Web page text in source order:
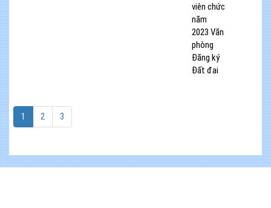
viên chức
năm
2023 Văn
phòng
Đăng ký
Đất đai
1 2 3